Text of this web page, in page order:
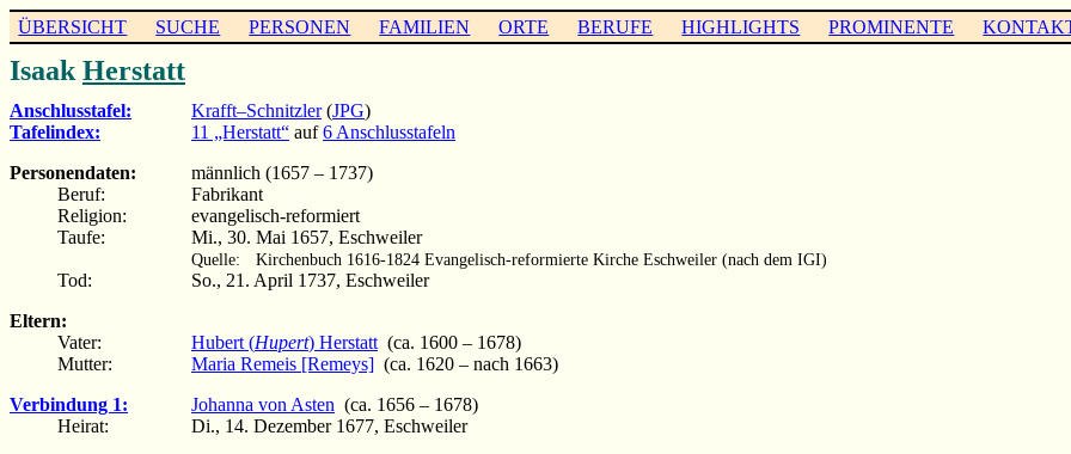
ÜBERSICHT SUCHE PERSONEN FAMILIEN ORTE BERUFE HIGHLIGHTS PROMINENTE
Isaak Herstatt
Anschlusstafel: Krafft–Schnitzler(JPG)
Tafelindex:
11 „Herstatt“ auf6 Anschlusstafeln
Personendaten:
männlich (1657 – 1737)
Beruf:
Fabrikant
Religion:
evangelisch-reformiert
Taufe:
Mi., 30. Mai 1657, Eschweiler
Quelle: Kirchenbuch 1616-1824 Evangelisch-reformierte Kirche Eschweiler (nach dem IGI)
Tod:
So., 21. April 1737, Eschweiler
Eltern:
Vater:
Hubert (Hupert) Herstatt (ca. 1600 – 1678)
Mutter:
Maria Remeis [Remeys] (ca. 1620 – nach 1663)
Verbindung 1:
Johanna von Asten (ca. 1656 – 1678)
Heirat:
Di., 14. Dezember 1677, Eschweiler